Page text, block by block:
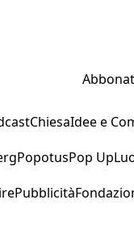
ChiesaIdee e
PopotusPop Up
Pubblicità